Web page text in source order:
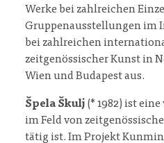
Werke bei zahlreichen
Gruppenausstellungen im
bei zahlreichen
zeitgenössischer Kunst in
Wien und Budapest aus.
Špela Škulj (* 1982) ist
im Feld von
tätig ist. Im Projekt